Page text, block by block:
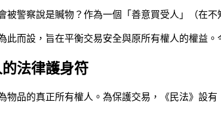
被警察說是贓物？作為一個「善意買受人」（在
此而設，旨在平衡交易安全與原所有權人的權益
法律護身符
物品的真正所有權人。為保護交易，《民法》設